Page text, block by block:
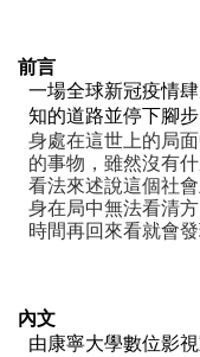
前言
一場全球新冠疫情
知的道路並停下腳
身處在這世上的局
的事物，雖然沒有
看法來述說這個社
身在局中無法看清
時間再回來看就會
內文
由康寧大學數位影